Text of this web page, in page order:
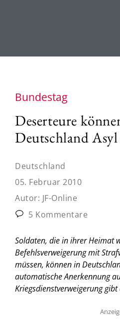
Bundestag
Deserteure
Deutschland
Deutschland
05. Februar 2010
Autor: JF-Online
5 Kommentare
Soldaten, die in ihrer Heimat
Befehlsverweigerung mit
müssen, können in
automatische Anerkennung
Kriegsdienstverweigerung